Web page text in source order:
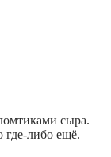
сыра.
где-либо ещё.